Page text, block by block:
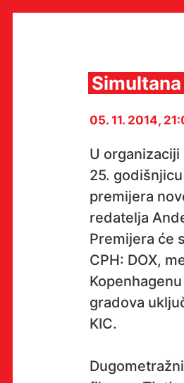
MULTIMEDIJALNI INSTITUT
MEDIJSKI ARHIV / KATALOG
PROGRAMI I PROJEKTI
VIDEO I AUDIO ARHIVA
IZDAVAŠTVO
SURADNJE
05. 11. 2014,
U organizaciji
25.
premijera
redatelja
Premijera će
CPH: DOX,
gradova
KIC.